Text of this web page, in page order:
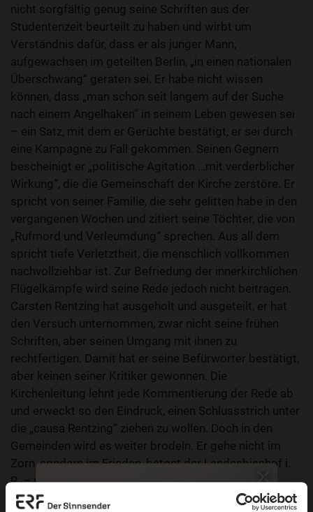
nicht sorgfältig genug seine Schriften aus der
Studentenzeit beurteilt zu haben und wirbt um
Verständnis dafür, dass er als junger Mann,
aufgewachsen im geteilten Berlin, „in einen nationalen
Überschwang“ geraten sei. Er habe nicht wissen
können, dass „man schon seit langem auf der Suche
nach einem Angelhaken“ in seinem Leben gewesen sei
– ein Satz, mit dem er Gerüchte bestätigt, er sei durch
eine Kampagne zu Fall gekommen. Seinen Gegnern
bescheinigt er „politische Agitation …mit verderblicher
Wirkung“, die die Gemeinschaft der Kirche zerstöre. Er
spricht von seiner Familie, die sehr gelitten habe in den
vergangenen Wochen und zitiert seine Töchter, die von
„Rufmord und Verleumdung“ sprechen. Aus all dem
spricht tiefe Verletztheit, die menschlich vollkommen
nachvollziehbar ist. Zur Befriedung der innerkirchlichen
Flügelkämpfe wird seine Rede jedoch nicht beitragen.
Carsten Rentzing hat ausgeholt und ausgeteilt, er hat
den Versuch unternommen, zwar nicht seine frühen
Schriften, aber seinen Umgang mit ihnen zu
rechtfertigen. Damit hat er seine Befürworter bestätigt,
aber keinen seiner Kritiker gewonnen. Die
Kirchenleitung lehnt jede Kommentierung der Rede ab
und erweckt so den Eindruck, einen Schlussstrich unter
die „causa Rentzing“ ziehen zu wollen. Doch in den
Gemeinden wird es weiter brodeln. Er gehe nicht im
Zorn, sondern im Frieden, betont der Landesbischof i.
R. – und so hinterlassen ehemaliger Bischof und
Kirchenleitung eine Kirche, die jetzt erst recht um ihren